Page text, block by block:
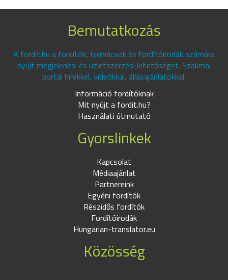
Bemutatkozás
A fordit.hu a fordítók, tolmácsok és fordítóirodák számára
nyújt megjelenési és üzletszerzési lehetőséget. Szakmai
portál hírekkel, videókkal, állásajánlatokkal.
Információ fordítóknak
Mit nyújt a fordit.hu?
Használati útmutató
Gyorslinkek
Kapcsolat
Médiaajánlat
Partnereink
Egyéni fordítók
Részidős fordítók
Fordítóirodák
Hungarian-translator.eu
Közösség